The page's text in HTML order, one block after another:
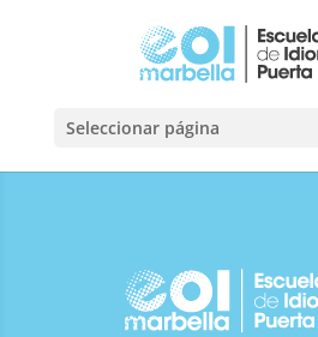
Seleccionar página